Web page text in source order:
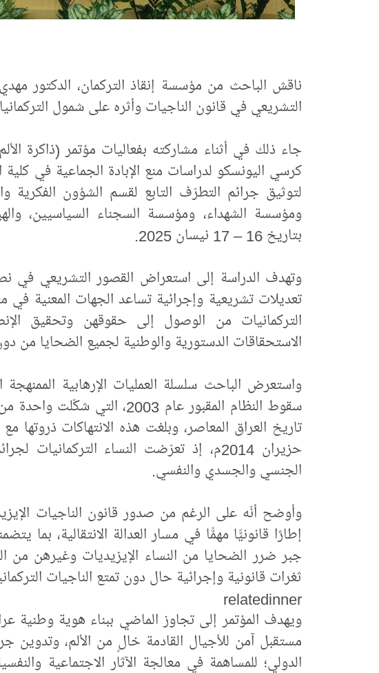
ناقش الباحث من مؤسسة إنقاذ التركمان، الدكتور
التشريعي في قانون الناجيات وأثره على شمول
جاء ذلك في أثناء مشاركته بفعاليات مؤتمر (ذاكرة
كرسي اليونسكو لدراسات منع الإبادة الجماعية في كلية
لتوثيق جرائم التطرّف التابع لقسم الشؤون الفكرية
ومؤسسة الشهداء، ومؤسسة السجناء السياسيين،
بتاريخ 16 – 17 نيسان 2025.
وتهدف الدراسة إلى استعراض القصور التشريعي في
تعديلات تشريعية وإجرائية تساعد الجهات المعنية في
التركمانيات من الوصول إلى حقوقهن وتحقيق
الاستحقاقات الدستورية والوطنية لجميع الضحايا من
واستعرض الباحث سلسلة العمليات الإرهابية
سقوط النظام المقبور عام 2003،
تاريخ العراق المعاصر، وبلغت هذه الانتهاكات
حزيران 2014م، إذ تعرّضت النساء التركمانيات
الجنسي والجسدي والنفسي.
إطارًا قانونيًّا مهمًّا في مسار العدالة الانتقالية، بما
جبر ضرر الضحايا من النساء الإيزيديات وغيرهن
ثغرات قانونية وإجرائية حال دون تمتع الناجيات
relatedinner
ويهدف المؤتمر إلى تجاوز الماضي ببناء هوية
مستقبل آمن للأجيال القادمة خالٍ من الألم، وتدوين
الدولي؛ للمساهمة في معالجة الآثار الاجتماعية